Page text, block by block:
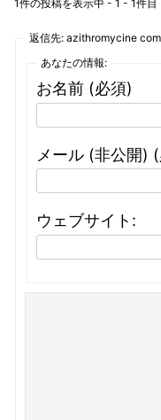
1件の投稿を表示中 - 1 - 1件目
返信先: azithromycine
あなたの情報:
お名前 (必須)
メール (非公開)
ウェブサイト: